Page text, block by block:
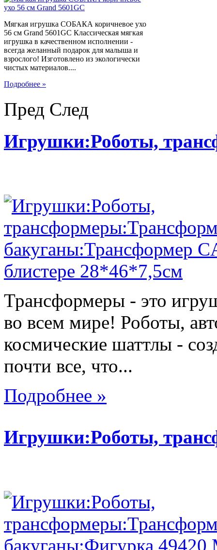
Мягкая игрушка СОБАКА коричневое ухо
56 см Grand 5601GC Классическая мягкая
игрушка в качественном исполнении -
всегда желанный подарок для малыша и
взрослого! Изготовлено из экологически
чистых материалов....
Подробнее »
Пред След
Игрушки:Роботы,
Трансформеры - это
во всем мире! Роботы,
космические шаттлы -
почти все, что...
Подробнее »
Игрушки:Роботы,